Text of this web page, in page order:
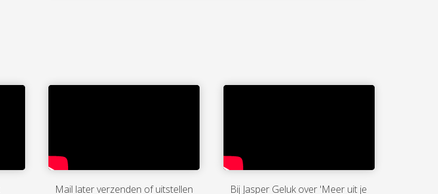
Mail later verzenden of uitstellen
Bij Jasper Geluk over 'Meer uit je